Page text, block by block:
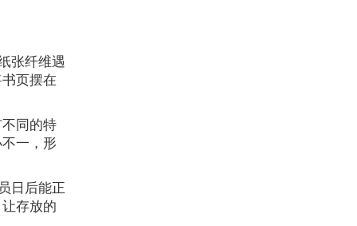
张纤维遇
页摆在
同的特
一，形
日后能正
存放的